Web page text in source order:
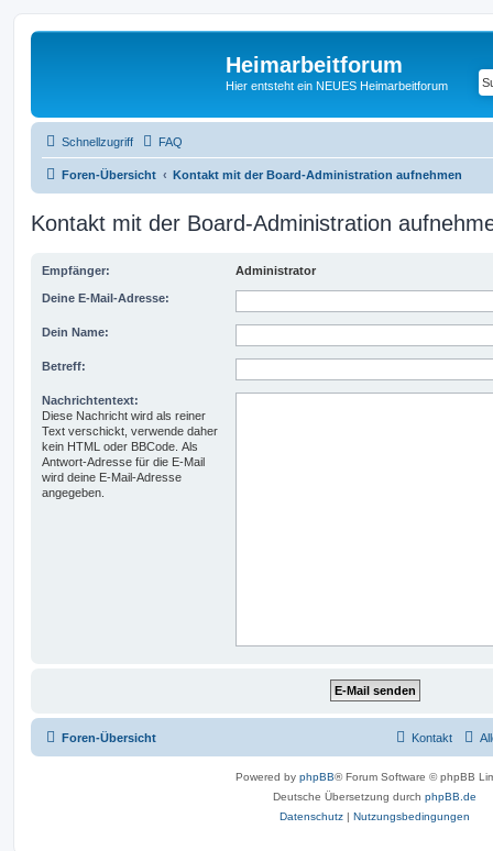
Heimarbeitforum
Hier entsteht ein NEUES Heimarbeitforum
Schnellzugriff FAQ
Foren-Übersicht Kontakt mit der Board-Administration aufnehmen
Kontakt mit der Board-Administration
Empfänger: Administrator
Deine E-Mail-Adresse:
Dein Name:
Betreff:
Nachrichtentext:
Diese Nachricht wird als reiner
Text verschickt, verwende daher
kein HTML oder BBCode. Als
Antwort-Adresse für die E-Mail
wird deine E-Mail-Adresse
angegeben.
Foren-Übersicht Kontakt
Powered by phpBB® Forum Software © phpBB
Deutsche Übersetzung durch phpBB.de
Datenschutz | Nutzungsbedingungen